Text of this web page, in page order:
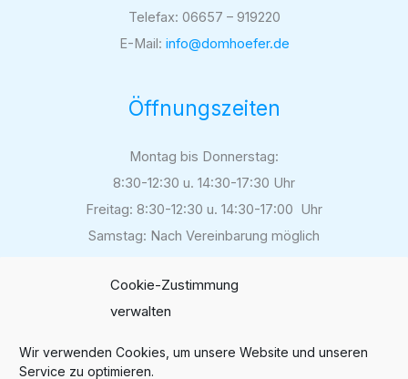
Cookie-Zustimmung
verwalten
Wir verwenden Cookies, um unsere Website und unseren
Service zu optimieren.
Telefax: 06657 – 919220
E-Mail: info@domhoefer.de
Öffnungszeiten
Montag bis Donnerstag:
8:30-12:30 u. 14:30-17:30 Uhr
Freitag: 8:30-12:30 u. 14:30-17:00 Uhr
Samstag: Nach Vereinbarung möglich